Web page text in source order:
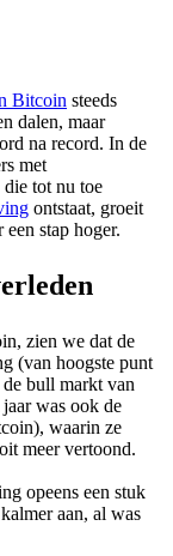
Bitcoin steeds
dalen, maar
na record. In de
met
tot nu toe
ontstaat, groeit
stap hoger.
zien we dat de
(van hoogste punt
bull markt van
was ook de
waarin ze
meer vertoond.
opeens een stuk
aan, al was